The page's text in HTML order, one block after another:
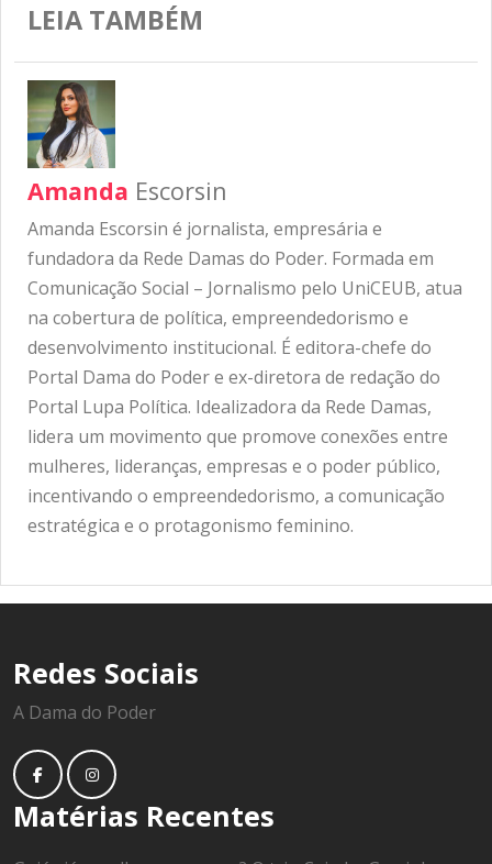
LEIA TAMBÉM
Amanda Escorsin
Amanda Escorsin é jornalista, empresária e
fundadora da Rede Damas do Poder. Formada em
Comunicação Social – Jornalismo pelo UniCEUB, atua
na cobertura de política, empreendedorismo e
desenvolvimento institucional. É editora-chefe do
Portal Dama do Poder e ex-diretora de redação do
Portal Lupa Política. Idealizadora da Rede Damas,
lidera um movimento que promove conexões entre
mulheres, lideranças, empresas e o poder público,
incentivando o empreendedorismo, a comunicação
estratégica e o protagonismo feminino.
Redes Sociais
A Dama do Poder
Matérias Recentes